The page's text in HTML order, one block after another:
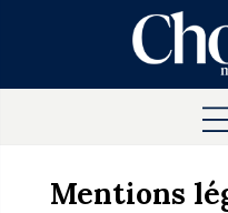
Mentions